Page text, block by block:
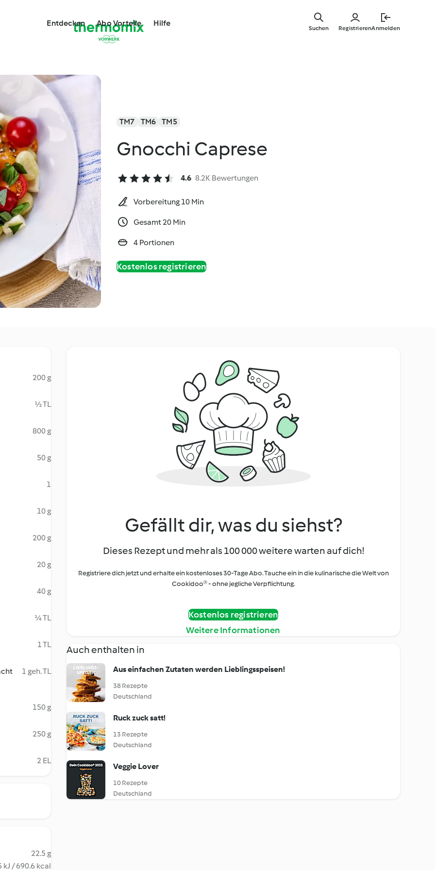
springen
Entdecken Abo Vorteile Hilfe
RegistrierenAnmelden
Suchen
TM7 TM6 TM5
Gnocchi Caprese
4.6 8.2K Bewertungen
Vorbereitung 10 Min
Gesamt 20 Min
4 Portionen
Kostenlos registrieren
200 g
½ TL
800 g
50 g
1
10 g
200 g
20 g
40 g
¼ TL
1 TL
1 geh. TL
150 g
250 g
2 EL
22.5 g
kJ / 690.6 kcal
Gefällt dir, was du siehst?
Dieses Rezept und mehr als 100 000 weitere warten auf dich!
Registriere dich jetzt und erhalte ein kostenloses 30-Tage Abo. Tauche ein in die kulinarische die Welt von
Cookidoo® - ohne jegliche Verpflichtung.
Kostenlos registrieren
Weitere Informationen
Auch enthalten in
Aus einfachen Zutaten werden Lieblingsspeisen!
38 Rezepte
Deutschland
Ruck zuck satt!
13 Rezepte
Deutschland
Veggie Lover
10 Rezepte
Deutschland